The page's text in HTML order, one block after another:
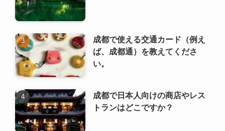
成都で使える交通カード（例え
ば、成都通）を教えてくださ
い。
成都で日本人向けの商店やレス
トランはどこですか？